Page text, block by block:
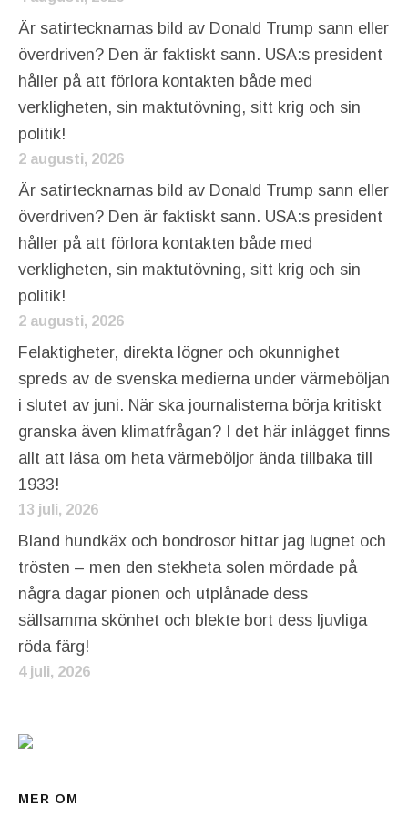
Är satirtecknarnas bild av Donald Trump sann eller
överdriven? Den är faktiskt sann. USA:s president
håller på att förlora kontakten både med
verkligheten, sin maktutövning, sitt krig och sin
politik!
2 augusti, 2026
Är satirtecknarnas bild av Donald Trump sann eller
överdriven? Den är faktiskt sann. USA:s president
håller på att förlora kontakten både med
verkligheten, sin maktutövning, sitt krig och sin
politik!
2 augusti, 2026
Felaktigheter, direkta lögner och okunnighet
spreds av de svenska medierna under värmeböljan
i slutet av juni. När ska journalisterna börja kritiskt
granska även klimatfrågan? I det här inlägget finns
allt att läsa om heta värmeböljor ända tillbaka till
1933!
13 juli, 2026
Bland hundkäx och bondrosor hittar jag lugnet och
trösten – men den stekheta solen mördade på
några dagar pionen och utplånade dess
sällsamma skönhet och blekte bort dess ljuvliga
röda färg!
4 juli, 2026
MER OM